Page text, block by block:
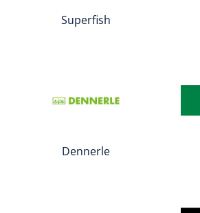
Superfish
Dennerle